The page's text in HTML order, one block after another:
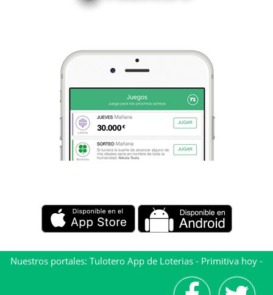
Nuestros portales: Tulotero App de Loterias - Primitiva hoy -